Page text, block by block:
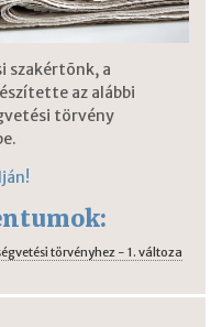
szakértõnk, a
az alábbi
törvény
törvényhez - 1. változa